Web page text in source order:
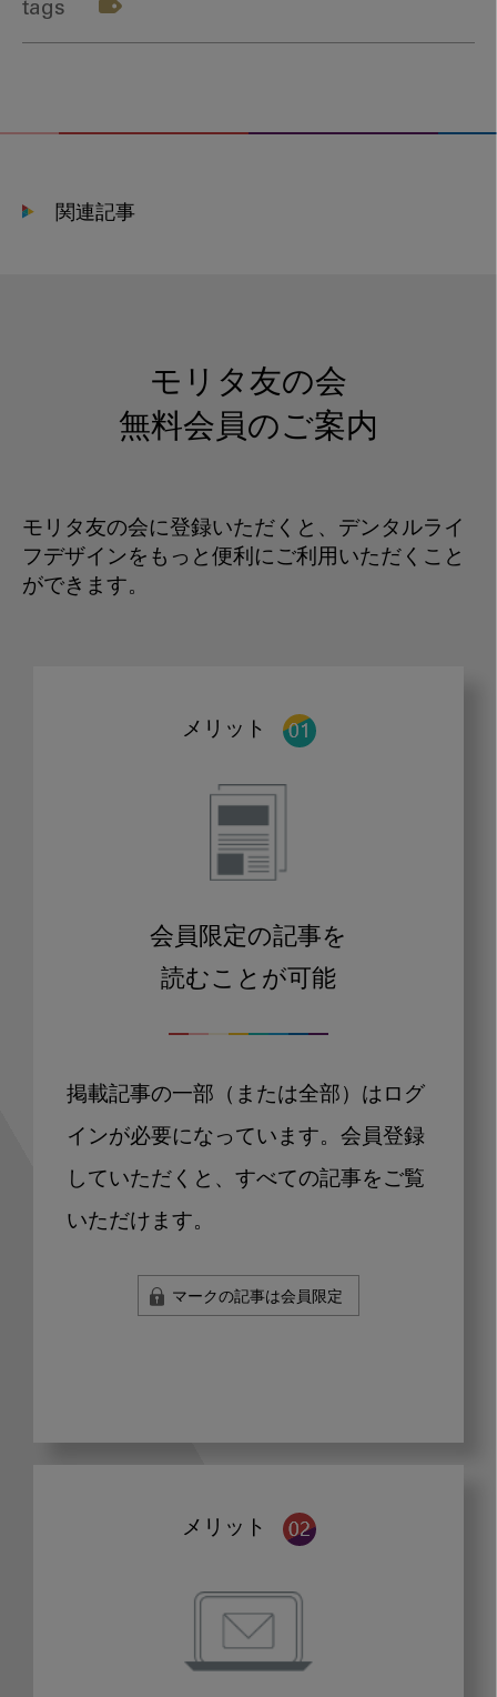
tags
関連記事
モリタ友の会
無料会員のご案内
モリタ友の会に登録いただくと、デンタルライ
フデザインをもっと便利にご利用いただくこと
ができます。
メリット
会員限定の記事を
読むことが可能
掲載記事の一部（または全部）はログ
インが必要になっています。会員登録
していただくと、すべての記事をご覧
いただけます。
マークの記事は会員限定
メリット